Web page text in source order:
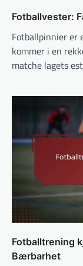
Fotballvester:
Fotballpinnier er
kommer i en
matche lagets
Fotballtrening
Bærbarhet